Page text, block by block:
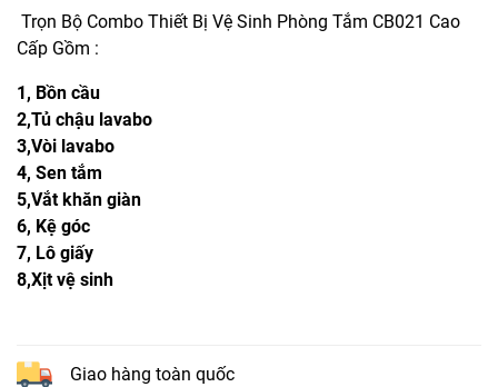
Trọn Bộ Combo Thiết Bị Vệ Sinh Phòng Tắm CB021 Cao
Cấp Gồm :
1, Bồn cầu
2,Tủ chậu lavabo
3,Vòi lavabo
4, Sen tắm
5,Vắt khăn giàn
6, Kệ góc
7, Lô giấy
8,Xịt vệ sinh
Giao hàng toàn quốc